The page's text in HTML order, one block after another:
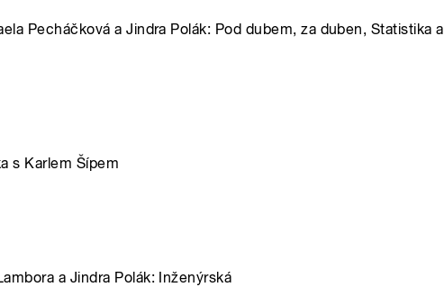
Pecháčková a Jindra Polák: Pod dubem, za duben, Statistika a
s Karlem Šípem
a Jindra Polák: Inženýrská